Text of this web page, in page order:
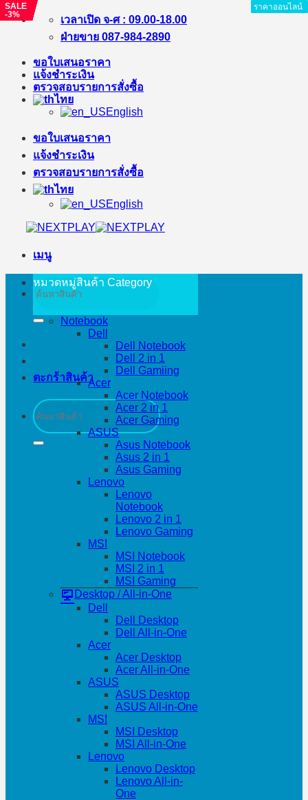
ข้าม
เนื้อหา
เวลาเปิด จ-ศ : 09.00-18.00
ฝ่ายขาย 087-984-2890
ขอใบเสนอราคา
แจ้งชำระเงิน
ตรวจสอบรายการสั่งซื้อ
ไทย
English
ขอใบเสนอราคา
แจ้งชำระเงิน
ตรวจสอบรายการสั่งซื้อ
ไทย
English
เมนู
ค้นหา:
ตะกร้าสินค้า
ค้นหา:
หมวดหมู่สินค้า Category
Notebook
Dell
Dell Notebook
Dell 2 in 1
Dell Gamiing
Acer
Acer Notebook
Acer 2 in 1
Acer Gaming
ASUS
Asus Notebook
Asus 2 in 1
Asus Gaming
Lenovo
Lenovo
Notebook
Lenovo 2 in 1
Lenovo Gaming
MSI
MSI Notebook
MSI 2 in 1
MSI Gaming
Desktop / All-in-One
Dell
Dell Desktop
Dell All-in-One
Acer
Acer Desktop
Acer All-in-One
ASUS
ASUS Desktop
ASUS All-in-One
MSI
MSI Desktop
MSI All-in-One
Lenovo
Lenovo Desktop
Lenovo All-in-
One
ราคาออนไลน์
SALE
-4%
ราคาออนไลน์
ราคาออนไลน์
ราคาออนไลน์
SALE
-15%
ราคาออนไลน์
ราคาออนไลน์
SALE
-9%
ราคาออนไลน์
SALE
-8%
ราคาออนไลน์
SALE
-3%